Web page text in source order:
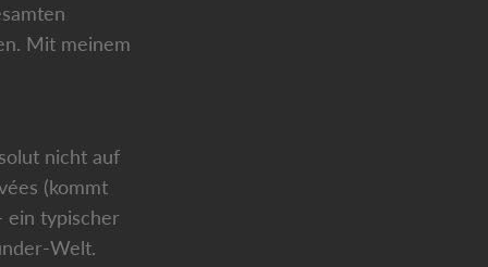
Mit meinem
nicht auf
(kommt
ein typischer
Welt.